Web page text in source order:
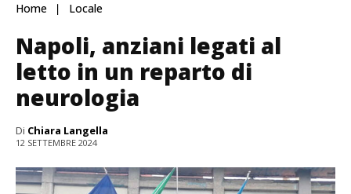
Home Locale
Napoli, anziani legati al
letto in un reparto di
neurologia
Di Chiara Langella
12 SETTEMBRE 2024